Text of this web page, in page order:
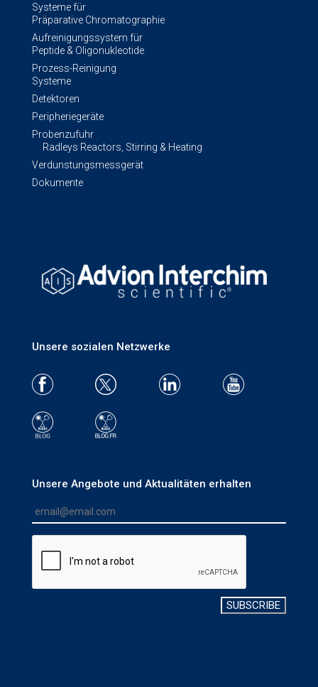
Systeme für
Präparative Chromatographie
Aufreinigungssystem für
Peptide & Oligonukleotide
Prozess-Reinigung
Systeme
Detektoren
Peripheriegeräte
Probenzufuhr
Radleys Reactors, Stirring & Heating
Verdunstungsmessgerät
Dokumente
Unsere sozialen Netzwerke
Unsere Angebote und Aktualitäten erhalten
SUBSCRIBE